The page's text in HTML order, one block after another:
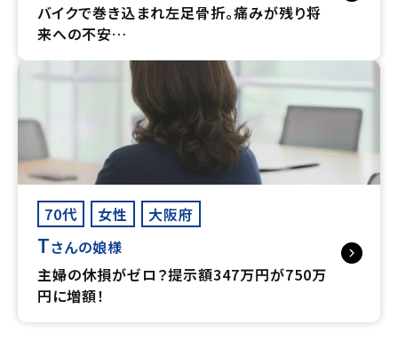
バイクで巻き込まれ左足骨折。痛みが残り将
来への不安…
70代 女性 大阪府
Tさんの娘様
主婦の休損がゼロ？提示額347万円が750万
円に増額！